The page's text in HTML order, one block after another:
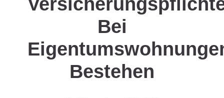
Bei
Bestehen